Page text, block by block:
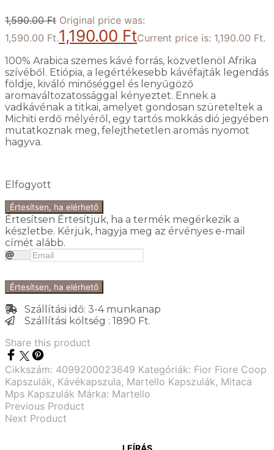
1,590.00Ft Original price was:
1,590.00 Ft.1,190.00 FtCurrent price is: 1,190.00 Ft.
100% Arabica szemes kávé forrás, közvetlenöl Afrika
szívéből. Etiópia, a legértékesebb kávéfajták legendás
földje, kiváló minőséggel és lenyűgöző
aromaváltozatossággal kényeztet. Ennek a
vadkávénak a titkai, amelyet gondosan szüreteltek a
Michiti erdő mélyéről, egy tartós mokkás dió jegyében
mutatkoznak meg, felejthetetlen aromás nyomot
hagyva.
Elfogyott
Értesítsen, ha elérhető
Értesítsen Értesítjük, ha a termék megérkezik a
készletbe. Kérjük, hagyja meg az érvényes e-mail
címét alább.
Értesítsen, ha elérhető
Szállítási idő: 3-4 munkanap
Szállítási költség : 1890 Ft.
Share this product
Cikkszám: 4099200023649 Kategóriák: Fior Fiore Coop
Kapszulák, Kávékapszula, Martello Kapszulák, Mitaca
Mps Kapszulák Márka: Martello
Previous Product
Next Product